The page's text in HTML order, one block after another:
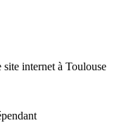
internet à Toulouse